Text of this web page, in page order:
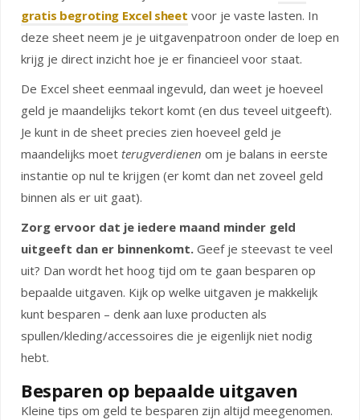
gratis begroting Excel sheet voor je vaste lasten. In
deze sheet neem je je uitgavenpatroon onder de loep en
krijg je direct inzicht hoe je er financieel voor staat.
De Excel sheet eenmaal ingevuld, dan weet je hoeveel
geld je maandelijks tekort komt (en dus teveel uitgeeft).
Je kunt in de sheet precies zien hoeveel geld je
maandelijks moet terugverdienen om je balans in eerste
instantie op nul te krijgen (er komt dan net zoveel geld
binnen als er uit gaat).
Zorg ervoor dat je iedere maand minder geld
uitgeeft dan er binnenkomt. Geef je steevast te veel
uit? Dan wordt het hoog tijd om te gaan besparen op
bepaalde uitgaven. Kijk op welke uitgaven je makkelijk
kunt besparen – denk aan luxe producten als
spullen/kleding/accessoires die je eigenlijk niet nodig
hebt.
Besparen op bepaalde uitgaven
Kleine tips om geld te besparen zijn altijd meegenomen.